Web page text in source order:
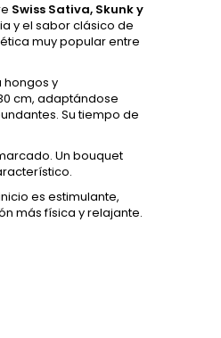
Swiss Sativa, Skunk y
y el sabor clásico de
muy popular entre
hongos y
cm, adaptándose
Su tiempo de
Un bouquet
es estimulante,
más física y relajante.